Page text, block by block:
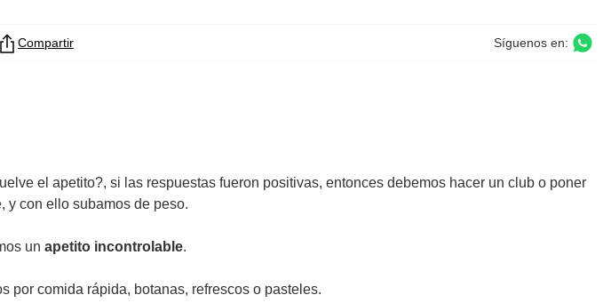
Compartir Síguenos en:
el apetito?, si las respuestas fueron positivas, entonces debemos hacer un club o poner
y con ello subamos de peso.
un apetito incontrolable.
por comida rápida, botanas, refrescos o pasteles.